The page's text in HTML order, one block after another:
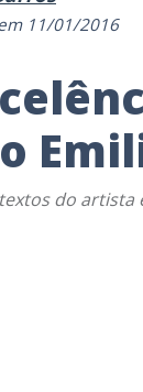
11/01/2016
do